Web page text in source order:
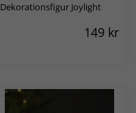
Dekorationsfigur Joylight
149 kr